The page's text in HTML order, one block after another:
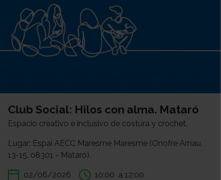
Club Social: Hilos con alma. Mataró
Espacio creativo e inclusivo de costura y crochet.
Lugar: Espai AECC Maresme Maresme (Onofre Arnau,
13-15. 08301 - Mataró).
02/06/2026 10:00 a 12:00